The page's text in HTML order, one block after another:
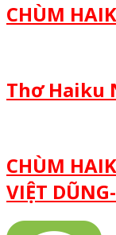
CHÙM
Thơ Haiku
CHÙM
VIỆT